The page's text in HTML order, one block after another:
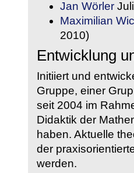
Jan Wörler
Maximilian
2010)
Entwicklung
Initiiert und
Gruppe, einer
seit 2004 im
Didaktik der
haben. Aktuelle
der
werden.